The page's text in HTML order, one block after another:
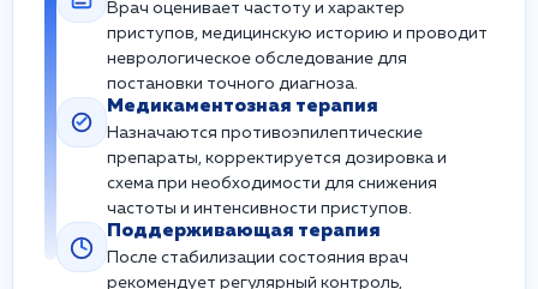
Врач оценивает частоту и характер
приступов, медицинскую историю и проводит
неврологическое обследование для
постановки точного диагноза.
Медикаментозная терапия
Назначаются противоэпилептические
препараты, корректируется дозировка и
схема при необходимости для снижения
частоты и интенсивности приступов.
Поддерживающая терапия
После стабилизации состояния врач
рекомендует регулярный контроль,